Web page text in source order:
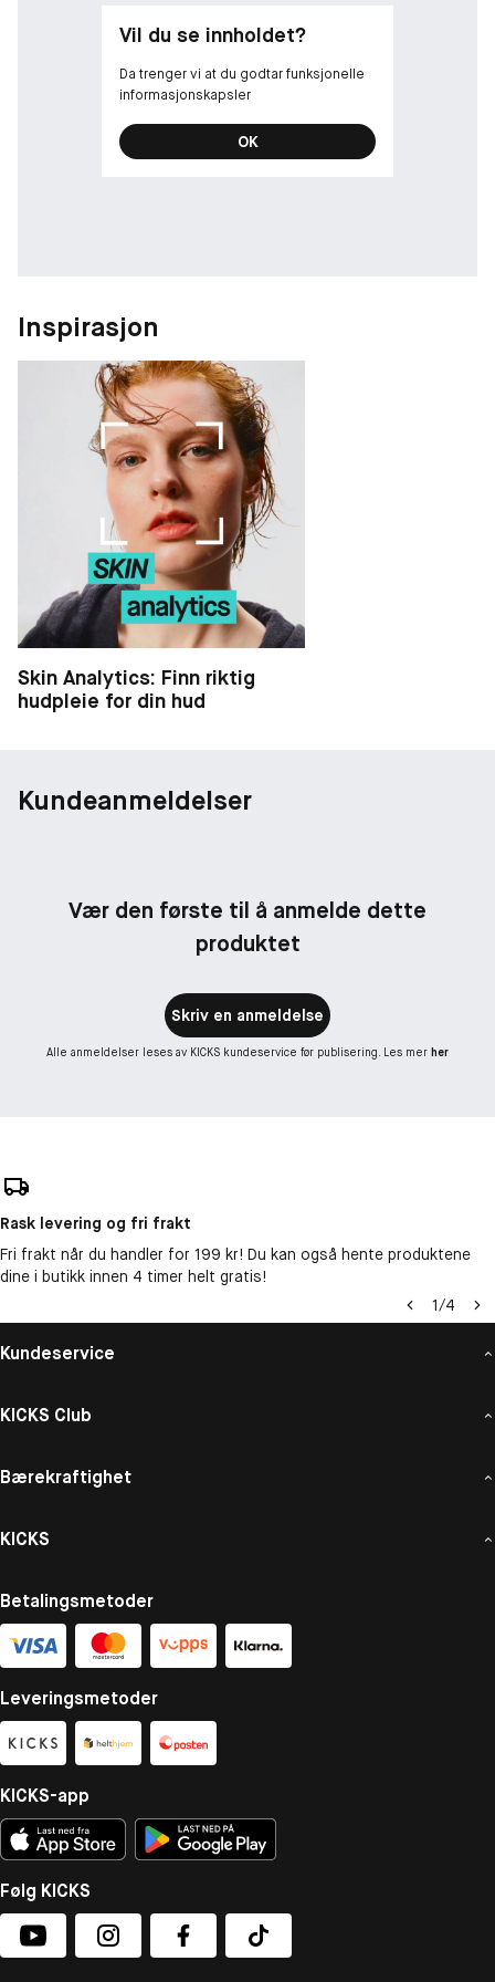
Vil du se innholdet?
Da trenger vi at du godtar funksjonelle
informasjonskapsler
OK
Inspirasjon
Skin Analytics: Finn riktig
hudpleie for din hud
Kundeanmeldelser
Vær den første til å anmelde dette
produktet
Skriv en anmeldelse
Alle anmeldelser leses av KICKS kundeservice før publisering. Les mer her
Rask levering og fri frakt
Fri frakt når du handler for 199 kr! Du kan også hente produktene
dine i butikk innen 4 timer helt gratis!
1/4
Kundeservice
KICKS Club
Bærekraftighet
KICKS
Betalingsmetoder
Leveringsmetoder
KICKS-app
Følg KICKS